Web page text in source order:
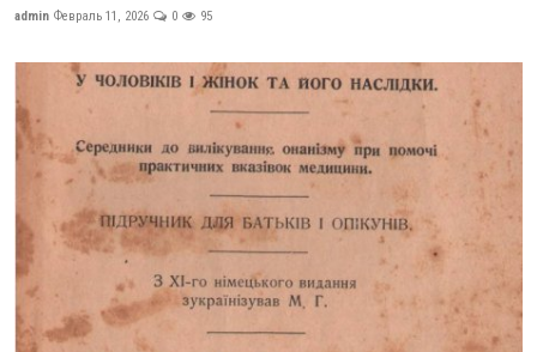
admin Февраль 11, 2026 0 95